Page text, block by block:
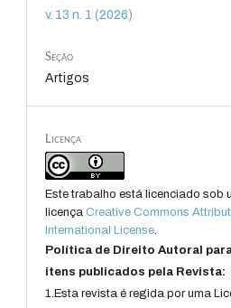
v. 13 n. 1 (2026)
Seção
Artigos
Licença
Este trabalho está licenciado sob
licençaCreative Commons
International License.
Política de Direito Autoral
itens publicados pela Revista:
1.Esta revista é regida por uma